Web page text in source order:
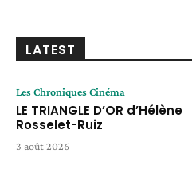
LATEST
Les Chroniques Cinéma
LE TRIANGLE D’OR d’Hélène
Rosselet-Ruiz
3 août 2026